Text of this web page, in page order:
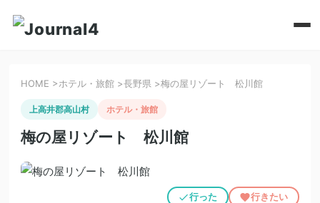
HOME >ホテル・旅館 >長野県 >梅の屋リゾート 松川館
上高井郡高山村 ホテル・旅館
梅の屋リゾート 松川館
行った 行きたい